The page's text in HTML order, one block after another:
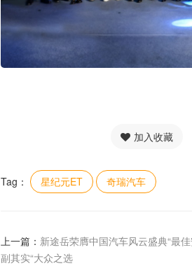
加入收藏
Tag： 星纪元ET 奇瑞汽车
上一篇： 新途岳荣膺中国汽车风云盛典“最
副其实“大众之选